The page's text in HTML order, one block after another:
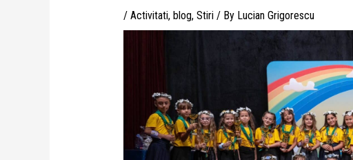
/ Activitati, blog, Stiri/ By Lucian Grigorescu